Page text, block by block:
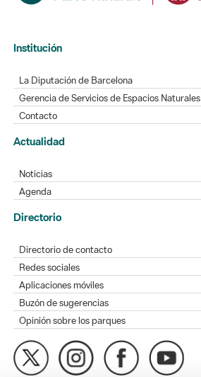
Institución
La Diputación de Barcelona
Gerencia de Servicios de Espacios Naturales
Contacto
Actualidad
Noticias
Agenda
Directorio
Directorio de contacto
Redes sociales
Aplicaciones móviles
Buzón de sugerencias
Opinión sobre los parques